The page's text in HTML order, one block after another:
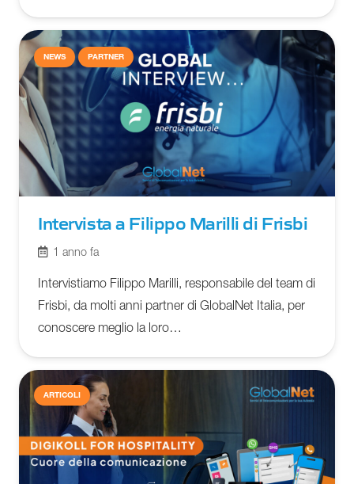
NEWS PARTNER
Intervista a Filippo Marilli di Frisbi
1 anno fa
Intervistiamo Filippo Marilli, responsabile del team di
Frisbi, da molti anni partner di GlobalNet Italia, per
conoscere meglio la loro…
ARTICOLI